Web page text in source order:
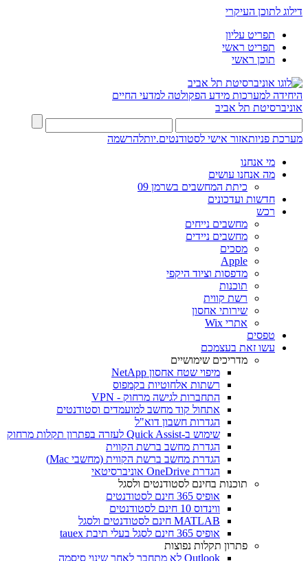
דילוג לתוכן העיקרי
תפריט עליון
תפריט ראשי
תוכן ראשי
היחידה למערכות מידע הפקולטה למדעי החיים
אוניברסיטת תל אביב
מערכת פניותאזור אישי לסטודנטים.יותלהרשמה
מי אנחנו
מה אנחנו עושים
כיתת המחשבים בשרמן 09
חדשות ועדכונים
רכש
מחשבים נייחים
מחשבים ניידים
מסכים
Apple
מדפסות וציוד היקפי
תוכנות
רשת קווית
שירותי אחסון
אתרי Wix
טפסים
עשו זאת בעצמכם
מדריכים שימושיים
מיפוי שטח אחסון NetApp
רשתות אלחוטיות בקמפוס
התחברות לגישה מרחוק - VPN
אתחול קוד מחשב למועמדים וסטודנטים
הגדרות חשבון דוא"ל
שימוש ב-Quick Assist לעזרה בפתרון תקלות מרחוק
הגדרת מחשב ברשת הקווית
הגדרת מחשב ברשת הקווית (מחשבי Mac)
הגדרת OneDrive אוניברסיטאי
תוכנות בחינם לסטודנטים ולסגל
אופיס 365 חינם לסטודנטים
ווינדוס 10 חינם לסטודנטים
MATLAB חינם לסטודנטים ולסגל
אופיס 365 חינם לסגל בעלי תיבת tauex
פתרון תקלות נפוצות
Outlook לא מתחבר לאחר שינוי סיסמה